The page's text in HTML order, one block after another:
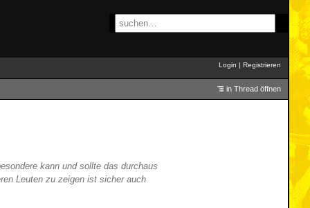
Login | Registrieren
in Thread öffnen
kann und sollte das durchaus
Leuten zu zeigen ist sicher auch